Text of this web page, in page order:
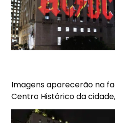
Imagens aparecerão na
Centro Histórico da